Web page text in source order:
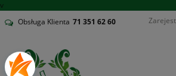
v
Obsługa Klienta 71 351 62 60